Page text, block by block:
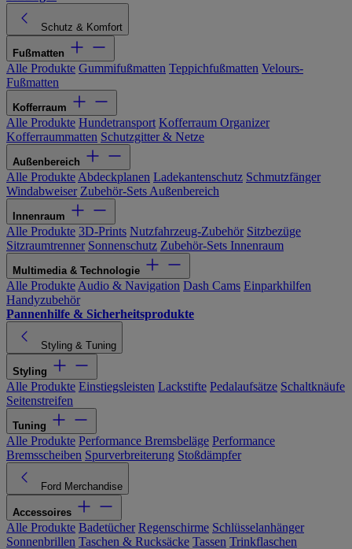
Schutz & Komfort
Fußmatten
Alle Produkte Gummifußmatten Teppichfußmatten Velours-
Fußmatten
Kofferraum
Alle Produkte Hundetransport Kofferraum Organizer
Kofferraummatten Schutzgitter & Netze
Außenbereich
Alle Produkte Abdeckplanen Ladekantenschutz Schmutzfänger
Windabweiser Zubehör-Sets Außenbereich
Innenraum
Alle Produkte 3D-Prints Nutzfahrzeug-Zubehör Sitzbezüge
Sitzraumtrenner Sonnenschutz Zubehör-Sets Innenraum
Multimedia & Technologie
Alle Produkte Audio & Navigation Dash Cams Einparkhilfen
Handyzubehör
Pannenhilfe & Sicherheitsprodukte
Styling & Tuning
Styling
Alle Produkte Einstiegsleisten Lackstifte Pedalaufsätze Schaltknäufe
Seitenstreifen
Tuning
Alle Produkte Performance Bremsbeläge Performance
Bremsscheiben Spurverbreiterung Stoßdämpfer
Ford Merchandise
Accessoires
Alle Produkte Badetücher Regenschirme Schlüsselanhänger
Sonnenbrillen Taschen & Rucksäcke Tassen Trinkflaschen